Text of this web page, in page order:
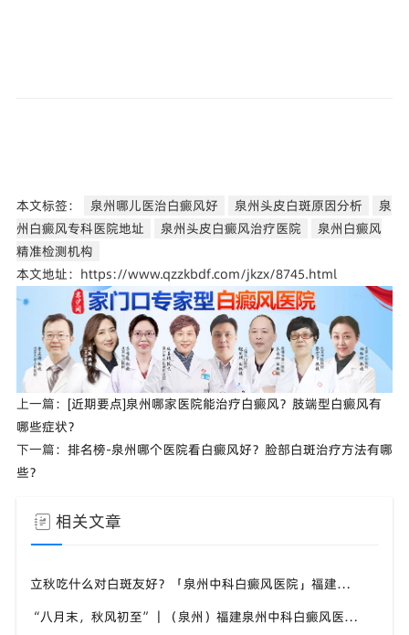
本文标签： 泉州哪儿医治白癜风好 泉州头皮白斑原因分析
泉
州白癜风专科医院地址
泉州头皮白癜风治疗医院
泉州白癜风
精准检测机构
本文地址：https://www.qzzkbdf.com/jkzx/8745.html
上一篇： [近期要点]泉州哪家医院能治疗白癜风？肢端型白癜风有
哪些症状？
下一篇： 排名榜-泉州哪个医院看白癜风好？脸部白斑治疗方法有哪
些？
相关文章
立秋吃什么对白斑友好？「泉州中科白癜风医院」福建白癜风患者饮食不要盲目忌口
“八月末，秋风初至”｜（泉州）福建泉州中科白癜风医院，聊聊白癜风换季防护关键点